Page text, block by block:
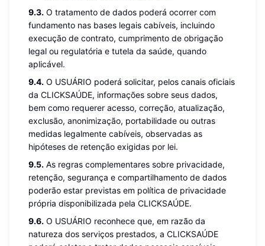
9.3. O tratamento de dados poderá ocorrer com
fundamento nas bases legais cabíveis, incluindo
execução de contrato, cumprimento de obrigação
legal ou regulatória e tutela da saúde, quando
aplicável.
9.4. O USUÁRIO poderá solicitar, pelos canais oficiais
da CLICKSAÚDE, informações sobre seus dados,
bem como requerer acesso, correção, atualização,
exclusão, anonimização, portabilidade ou outras
medidas legalmente cabíveis, observadas as
hipóteses de retenção exigidas por lei.
9.5. As regras complementares sobre privacidade,
retenção, segurança e compartilhamento de dados
poderão estar previstas em política de privacidade
própria disponibilizada pela CLICKSAÚDE.
9.6. O USUÁRIO reconhece que, em razão da
natureza dos serviços prestados, a CLICKSAÚDE